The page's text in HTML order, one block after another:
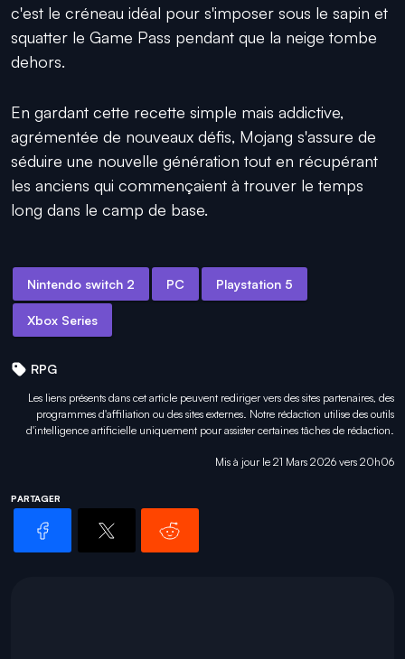
c'est le créneau idéal pour s'imposer sous le sapin et
squatter le Game Pass pendant que la neige tombe
dehors.
En gardant cette recette simple mais addictive,
agrémentée de nouveaux défis, Mojang s'assure de
séduire une nouvelle génération tout en récupérant
les anciens qui commençaient à trouver le temps
long dans le camp de base.
Nintendo switch 2 PC Playstation 5
Xbox Series
RPG
Les liens présents dans cet article peuvent rediriger vers des sites partenaires, des
programmes d'affiliation ou des sites externes. Notre rédaction utilise des outils
d'intelligence artificielle uniquement pourassister certaines tâches de rédaction.
Mis à jour le 21 Mars 2026 vers 20h06
PARTAGER